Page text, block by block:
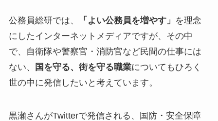
公務員総研では、 「よい公務員を増やす」 を理念
にしたインターネットメディアですが、その中
で、自衛隊や警察官・消防官など民間の仕事には
ない、
国を守る、街を守る職業についてもひろく
世の中に発信したいと考えています。
黒瀬さんがTwitterで発信される、国防・安全保障